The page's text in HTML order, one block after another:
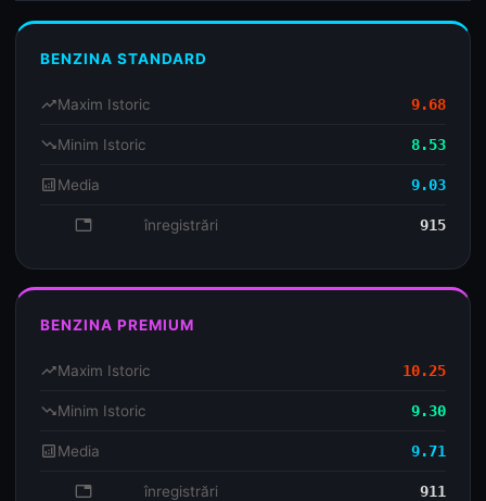
BENZINA STANDARD
trending_upMaxim Istoric 9.68
trending_downMinim Istoric 8.53
analyticsMedia 9.03
database înregistrări 915
BENZINA PREMIUM
trending_upMaxim Istoric 10.25
trending_downMinim Istoric 9.30
analyticsMedia 9.71
database înregistrări 911